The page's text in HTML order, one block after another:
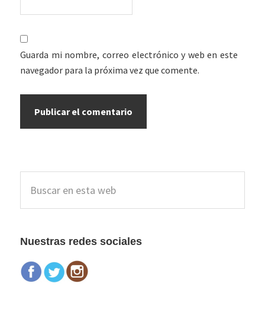
Guarda mi nombre, correo electrónico y web en este
navegador para la próxima vez que comente.
Barra
lateral
esta
Nuestras redes sociales